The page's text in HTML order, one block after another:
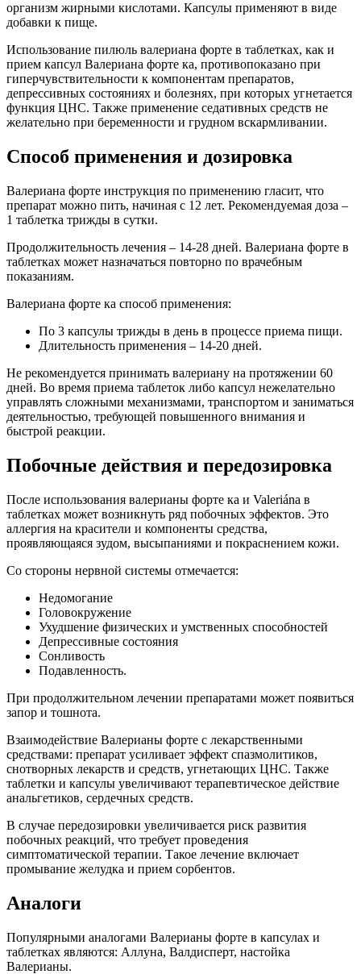
организм жирными кислотами. Капсулы применяют в виде
добавки к пище.
Использование пилюль валериана форте в таблетках, как и
прием капсул Валериана форте ка, противопоказано при
гиперчувствительности к компонентам препаратов,
депрессивных состояниях и болезнях, при которых угнетается
функция ЦНС. Также применение седативных средств не
желательно при беременности и грудном вскармливании.
Способ применения и дозировка
Валериана форте инструкция по применению гласит, что
препарат можно пить, начиная с 12 лет. Рекомендуемая доза –
1 таблетка трижды в сутки.
Продолжительность лечения – 14-28 дней. Валериана форте в
таблетках может назначаться повторно по врачебным
показаниям.
Валериана форте ка способ применения:
По 3 капсулы трижды в день в процессе приема пищи.
Длительность применения – 14-20 дней.
Не рекомендуется принимать валериану на протяжении 60
дней. Во время приема таблеток либо капсул нежелательно
управлять сложными механизмами, транспортом и заниматься
деятельностью, требующей повышенного внимания и
быстрой реакции.
Побочные действия и передозировка
После использования валерианы форте ка и Valeriánа в
таблетках может возникнуть ряд побочных эффектов. Это
аллергия на красители и компоненты средства,
проявляющаяся зудом, высыпаниями и покраснением кожи.
Со стороны нервной системы отмечается:
Недомогание
Головокружение
Ухудшение физических и умственных способностей
Депрессивные состояния
Сонливость
Подавленность.
При продолжительном лечении препаратами может появиться
запор и тошнота.
Взаимодействие Валерианы форте с лекарственными
средствами: препарат усиливает эффект спазмолитиков,
снотворных лекарств и средств, угнетающих ЦНС. Также
таблетки и капсулы увеличивают терапевтическое действие
анальгетиков, сердечных средств.
В случае передозировки увеличивается риск развития
побочных реакций, что требует проведения
симптоматической терапии. Такое лечение включает
промывание желудка и прием сорбентов.
Аналоги
Популярными аналогами Валерианы форте в капсулах и
таблетках являются: Аллуна, Валдисперт, настойка
Валерианы.